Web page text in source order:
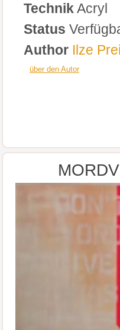
TechnikAcryl
Status
Author Ilze
über den Autor